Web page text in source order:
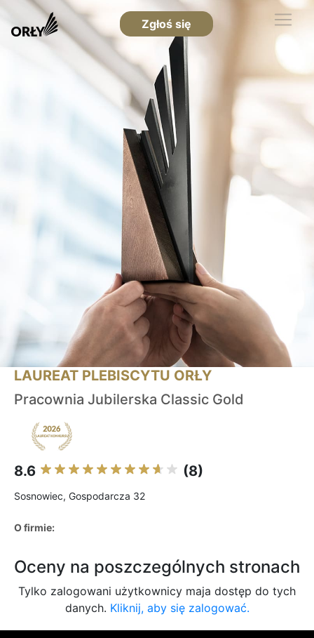
Zgłoś się
LAUREAT PLEBISCYTU ORŁY
Pracownia Jubilerska Classic Gold
8.6 (8)
Sosnowiec, Gospodarcza 32
O firmie:
Oceny na poszczególnych stronach
Tylko zalogowani użytkownicy maja dostęp do tych
danych. Kliknij, aby się zalogować.